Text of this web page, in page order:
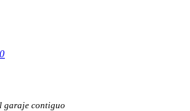
garaje contiguo